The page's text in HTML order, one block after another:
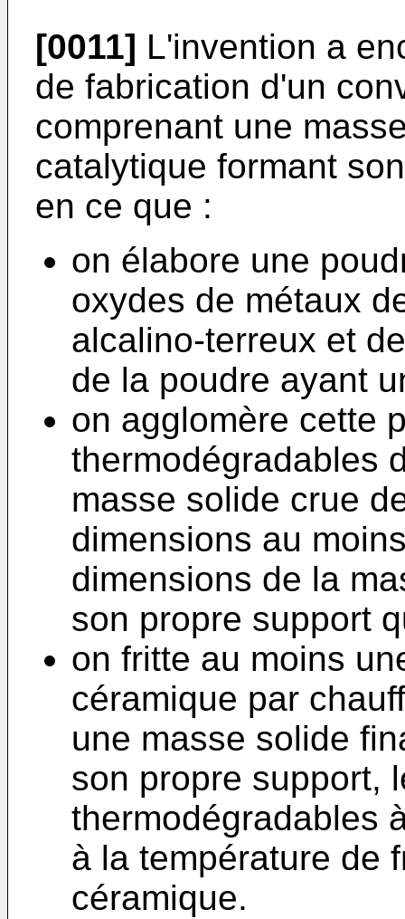
[0011] L'invention a
de fabrication d'un
comprenant une
catalytique formant
en ce que :
on élabore une
oxydes de métaux
alcalino-terreux et
de la poudre ayant
on agglomère cette
thermodégradables
masse solide crue
dimensions au
dimensions de la
son propre support
on fritte au moins
céramique par
une masse solide
son propre support,
thermodégradables
à la température de
céramique.